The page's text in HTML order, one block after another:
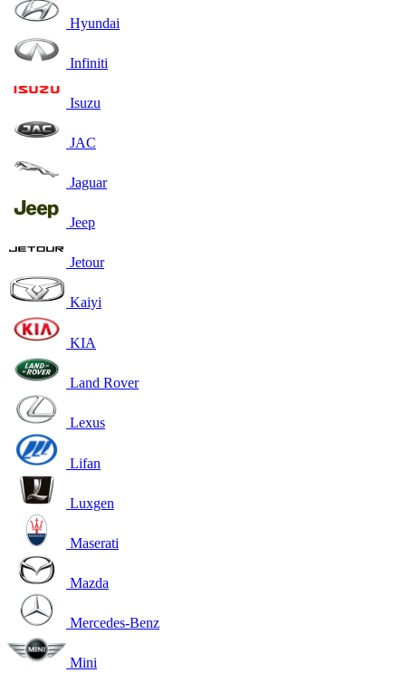
Hyundai
Infiniti
Isuzu
JAC
Jaguar
Jeep
Jetour
Kaiyi
KIA
Land Rover
Lexus
Lifan
Luxgen
Maserati
Mazda
Mercedes-Benz
Mini